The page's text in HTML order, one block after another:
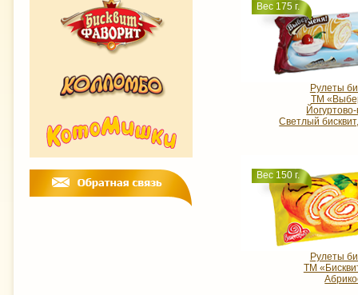
Вес 175 г.
Рулеты
ТМ
Светлый
Вес 150 г.
Рулеты
ТМ